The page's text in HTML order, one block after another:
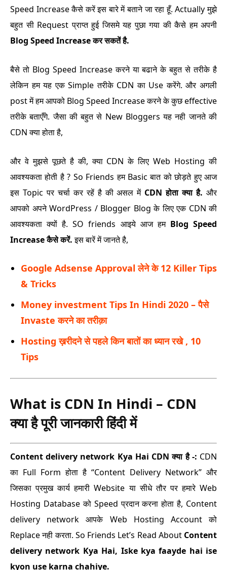
Speed Increase कैसे करें इस बारे में बताने जा रहा हूँ. Actually मुझे
बहुत सी Request प्राप्त हुई जिसमे यह पुछा गया की कैसे हम अपनी
Blog Speed Increase कर सकतें है.
बैसे तो Blog Speed Increase करने या बढाने के बहुत से तरीके है
लेकिन हम यह एक Simple तरीके CDN का Use करेंगे. और अगली
post में हम आपको Blog Speed Increase करने के कुछ effective
तरीके बताएँगे. जैसा की बहुत से New Bloggers यह नही जानते की
CDN क्या होता है,
और वे मुझसे पूछते है की, क्या CDN के लिए Web Hosting की
आवश्यकता होती है ? So Friends हम Basic बात को छोड़ते हुए आज
इस Topic पर चर्चा कर रहें है की असल में CDN होता क्या है. और
आपको अपने WordPress / Blogger Blog के लिए एक CDN की
आवश्यकता क्यों है. SO friends आइये आज हम Blog Speed
Increase कैसे करें.इस बारें में जानते है,
Google Adsense Approval लेने के 12 Killer Tips
& Tricks
Money investment Tips In Hindi 2020 – पैसे
Invaste करने का तरीक़ा
Hosting ख़रीदने से पहले किन बातों का ध्यान रखे , 10
Tips
What is CDN In Hindi – CDN
क्या है पूरी जानकारी हिंदी में
Content delivery network Kya Hai CDN क्या है -: CDN
का Full Form होता है “Content Delivery Network” और
जिसका प्रमुख कार्य हमारी Website या सीधे तौर पर हमारे Web
Hosting Database को Speed प्रदान करना होता है, Content
delivery network आपके Web Hosting Account को
Replace नही करता. So Friends Let’s Read About Content
delivery network Kya Hai, Iske kya faayde hai ise
kyon use karna chahiye.